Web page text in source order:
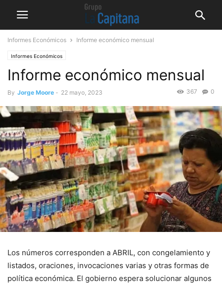
Informes Económicos Informe económico mensual
Informes Económicos
Informe económico mensual
By Jorge Moore - 22 mayo, 2023 0
367
Los números corresponden a ABRIL, con congelamiento y
listados, oraciones, invocaciones varias y otras formas de
política económica. El gobierno espera solucionar algunos